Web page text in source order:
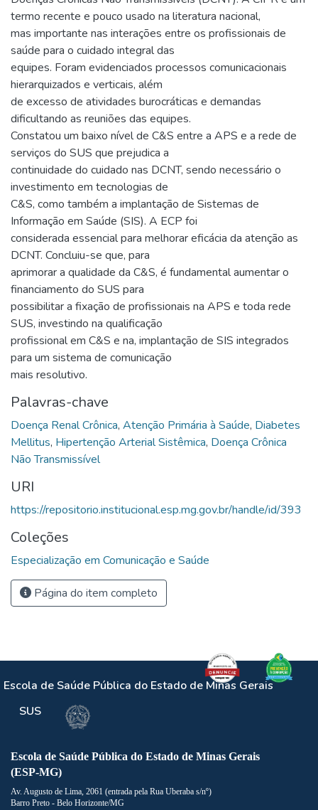
termo recente e pouco usado na literatura nacional,
mas importante nas interações entre os profissionais de
saúde para o cuidado integral das
equipes. Foram evidenciados processos comunicacionais
hierarquizados e verticais, além
de excesso de atividades burocráticas e demandas
dificultando as reuniões das equipes.
Constatou um baixo nível de C&S entre a APS e a rede de
serviços do SUS que prejudica a
continuidade do cuidado nas DCNT, sendo necessário o
investimento em tecnologias de
C&S, como também a implantação de Sistemas de
Informação em Saúde (SIS). A ECP foi
considerada essencial para melhorar eficácia da atenção as
DCNT. Concluiu-se que, para
aprimorar a qualidade da C&S, é fundamental aumentar o
financiamento do SUS para
possibilitar a fixação de profissionais na APS e toda rede
SUS, investindo na qualificação
profissional em C&S e na, implantação de SIS integrados
para um sistema de comunicação
mais resolutivo.
Palavras-chave
Doença Renal Crônica, Atenção Primária à Saúde, Diabetes
Mellitus, Hipertenção Arterial Sistêmica, Doença Crônica
Não Transmissível
URI
https://repositorio.institucional.esp.mg.gov.br/handle/id/393
Coleções
Especialização em Comunicação e Saúde
Página do item completo
Escola de Saúde Pública do Estado de Minas Gerais
SUS
Escola de Saúde Pública do Estado de Minas Gerais
(ESP-MG)
Av. Augusto de Lima, 2061 (entrada pela Rua Uberaba s/nº)
Barro Preto - Belo Horizonte/MG